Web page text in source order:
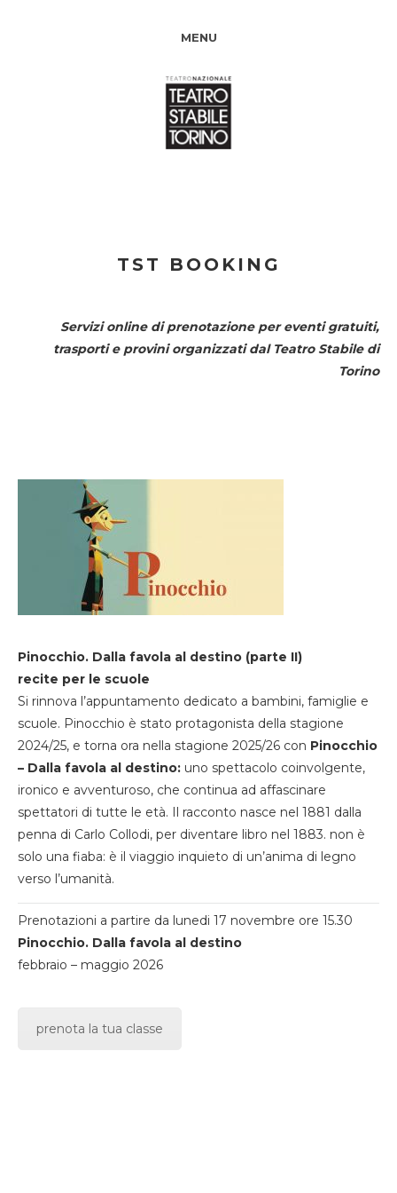
MENU
TST BOOKING
Servizi online di prenotazione per eventi gratuiti,
trasporti e provini organizzati dal Teatro Stabile di
Torino
Pinocchio. Dalla favola al destino (parte II)
recite per le scuole
Si rinnova l’appuntamento dedicato a bambini, famiglie e
scuole. Pinocchio è stato protagonista della stagione
2024/25, e torna ora nella stagione 2025/26 con Pinocchio
– Dalla favola al destino: uno spettacolo coinvolgente,
ironico e avventuroso, che continua ad affascinare
spettatori di tutte le età. Il racconto nasce nel 1881 dalla
penna di Carlo Collodi, per diventare libro nel 1883. non è
solo una fiaba: è il viaggio inquieto di un’anima di legno
verso l’umanità.
Prenotazioni a partire da lunedi 17 novembre ore 15.30
Pinocchio. Dalla favola al destino
febbraio – maggio 2026
prenota la tua classe